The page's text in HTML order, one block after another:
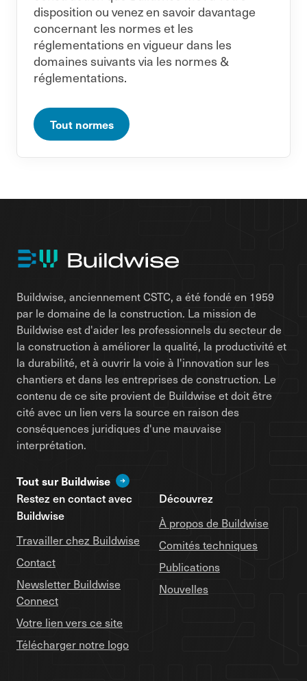
disposition ou venez en savoir davantage
concernant les normes et les
réglementations en vigueur dans les
domaines suivants via les normes &
réglementations.
Tout normes
Buildwise, anciennement CSTC, a été fondé en 1959
par le domaine de la construction. La mission de
Buildwise est d'aider les professionnels du secteur de
la construction à améliorer la qualité, la productivité et
la durabilité, et à ouvrir la voie à l'innovation sur les
chantiers et dans les entreprises de construction. Le
contenu de ce site provient de Buildwise et doit être
cité avec un lien vers la source en raison des
conséquences juridiques d'une mauvaise
interprétation.
Tout sur Buildwise
Restez en contact avec
Buildwise
Travailler chez Buildwise
Contact
Newsletter Buildwise
Connect
Votre lien vers ce site
Télécharger notre logo
Découvrez
À propos de Buildwise
Comités techniques
Publications
Nouvelles